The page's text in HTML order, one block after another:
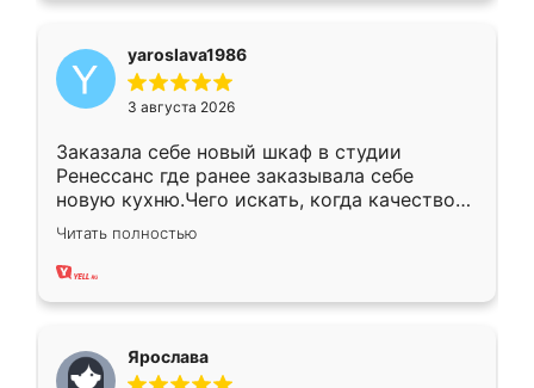
yaroslava1986
3 августа 2026
Заказала себе новый шкаф в студии
Ренессанс где ранее заказывала себе
новую кухню.Чего искать, когда качеством
вполне довольна. Служит кухня уже почти
два года, нареканий нет.
Читать полностью
Ярослава